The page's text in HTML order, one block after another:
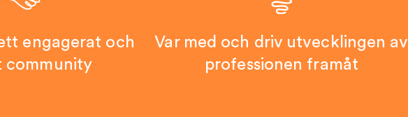
engagerat och
community
Var med och driv utvecklingen av
professionen framåt